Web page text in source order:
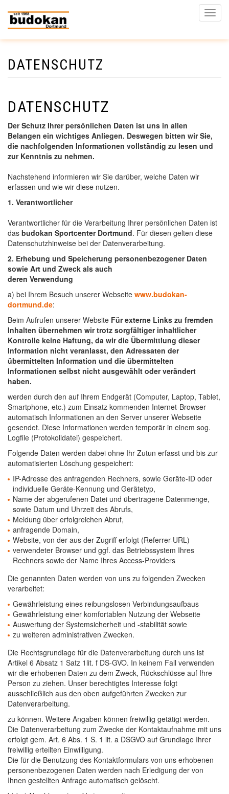
Direkt
zumDATENSCHUTZ
DATENSCHUTZ
Der Schutz Ihrer persönlichen Daten ist uns in allen
Belangen ein wichtiges Anliegen. Deswegen bitten wir Sie,
die nachfolgenden Informationen vollständig zu lesen und
zur Kenntnis zu nehmen.
Nachstehend informieren wir Sie darüber, welche Daten wir
erfassen und wie wir diese nutzen.
1. Verantwortlicher
Verantwortlicher für die Verarbeitung Ihrer persönlichen Daten ist
das budokan Sportcenter Dortmund. Für diesen gelten diese
Datenschutzhinweise bei der Datenverarbeitung.
2. Erhebung und Speicherung personenbezogener Daten
sowie Art und Zweck als auch
deren Verwendung
a) bei Ihrem Besuch unserer Webseite www.budokan-
dortmund.de:
Beim Aufrufen unserer Website Für externe Links zu fremden
Inhalten übernehmen wir trotz sorgfältiger inhaltlicher
Kontrolle keine Haftung, da wir die Übermittlung dieser
Information nicht veranlasst, den Adressaten der
übermittelten Information und die übermittelten
Informationen selbst nicht ausgewählt oder verändert
haben.
werden durch den auf Ihrem Endgerät (Computer, Laptop, Tablet,
Smartphone, etc.) zum Einsatz kommenden Internet-Browser
automatisch Informationen an den Server unserer Webseite
gesendet. Diese Informationen werden temporär in einem sog.
Logfile (Protokolldatei) gespeichert.
Folgende Daten werden dabei ohne Ihr Zutun erfasst und bis zur
automatisierten Löschung gespeichert:
IP-Adresse des anfragenden Rechners, sowie Geräte-ID oder
individuelle Geräte-Kennung und Gerätetyp,
Name der abgerufenen Datei und übertragene Datenmenge,
sowie Datum und Uhrzeit des Abrufs,
Meldung über erfolgreichen Abruf,
anfragende Domain,
Website, von der aus der Zugriff erfolgt (Referrer-URL)
verwendeter Browser und ggf. das Betriebssystem Ihres
Rechners sowie der Name Ihres Access-Providers
Die genannten Daten werden von uns zu folgenden Zwecken
verarbeitet:
Gewährleistung eines reibungslosen Verbindungsaufbaus
Gewährleistung einer komfortablen Nutzung der Webseite
Auswertung der Systemsicherheit und -stabilität sowie
zu weiteren administrativen Zwecken.
Die Rechtsgrundlage für die Datenverarbeitung durch uns ist
Artikel 6 Absatz 1 Satz 1lit. f DS-GVO. In keinem Fall verwenden
wir die erhobenen Daten zu dem Zweck, Rückschlüsse auf Ihre
Person zu ziehen. Unser berechtigtes Interesse folgt
ausschließlich aus den oben aufgeführten Zwecken zur
Datenverarbeitung.
zu können. Weitere Angaben können freiwillig getätigt werden.
Die Datenverarbeitung zum Zwecke der Kontaktaufnahme mit uns
erfolgt gem. Art. 6 Abs. 1 S. 1 lit. a DSGVO auf Grundlage Ihrer
freiwillig erteilten Einwilligung.
Die für die Benutzung des Kontaktformulars von uns erhobenen
personenbezogenen Daten werden nach Erledigung der von
Ihnen gestellten Anfrage automatisch gelöscht.